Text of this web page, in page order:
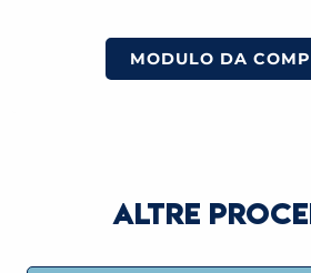
MODULO DA
ALTRE